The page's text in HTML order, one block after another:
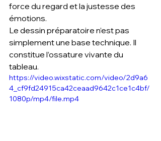
force du regard et la justesse des
émotions.
Le dessin préparatoire n’est pas
simplement une base technique. Il
constitue l’ossature vivante du
tableau.
https://video.wixstatic.com/video/2d9a6
4_cf9fd24915ca42ceaad9642c1ce1c4bf/
1080p/mp4/file.mp4